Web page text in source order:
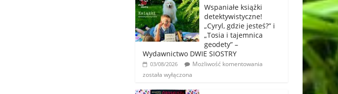
Wspaniałe książki
detektywistyczne!
„Cyryl, gdzie jesteś?” i
„Tosia i tajemnica
geodety” –
Wydawnictwo DWIE SIOSTRY
03/08/2026
Możliwość komentowania
została wyłączona